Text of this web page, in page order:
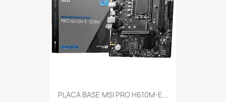
PLACA BASE MSI PRO H610M-E...